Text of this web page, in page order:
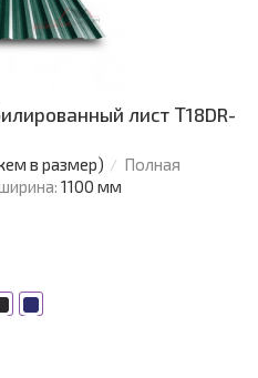
лист Т18DR-
в размер)
Полная
1100 мм